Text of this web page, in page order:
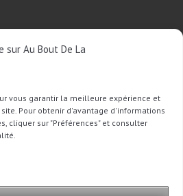
sur Au Bout De La
vous garantir la meilleure expérience et
Pour obtenir d'avantage d'informations
cliquer sur "Préférences" et consulter
FACEBOOK
Tweet to @Sophie_ABDLR